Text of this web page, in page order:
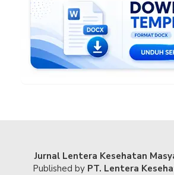
Jurnal Lentera Kesehatan
Published by PT. Lentera